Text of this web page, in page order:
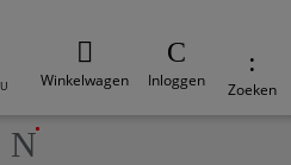
homepage
Winkelwagen Inloggen Zoeken